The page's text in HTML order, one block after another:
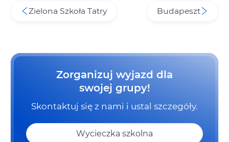
Zielona Szkoła Tatry Budapeszt
Zorganizuj wyjazd dla
swojej grupy!
Skontaktuj się z nami i ustal szczegóły.
Wycieczka szkolna